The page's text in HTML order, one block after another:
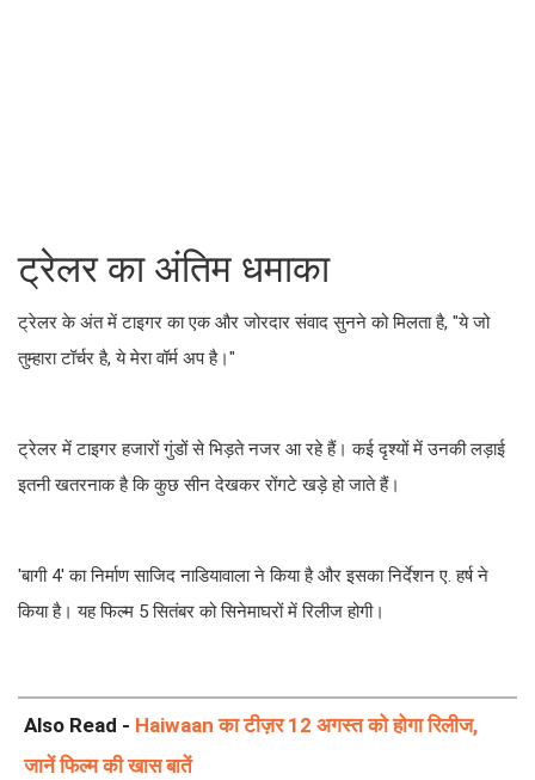
ट्रेलर का अंतिम धमाका
ट्रेलर के अंत में टाइगर का एक और जोरदार संवाद सुनने को मिलता है, "ये जो
तुम्हारा टॉर्चर है, ये मेरा वॉर्म अप है।"
ट्रेलर में टाइगर हजारों गुंडों से भिड़ते नजर आ रहे हैं। कई दृश्यों में उनकी लड़ाई
इतनी खतरनाक है कि कुछ सीन देखकर रोंगटे खड़े हो जाते हैं।
'बागी 4' का निर्माण साजिद नाडियावाला ने किया है और इसका निर्देशन ए. हर्ष ने
किया है। यह फिल्म 5 सितंबर को सिनेमाघरों में रिलीज होगी।
Also Read - Haiwaan का टीज़र 12 अगस्त को होगा रिलीज,
जानें फिल्म की खास बातें